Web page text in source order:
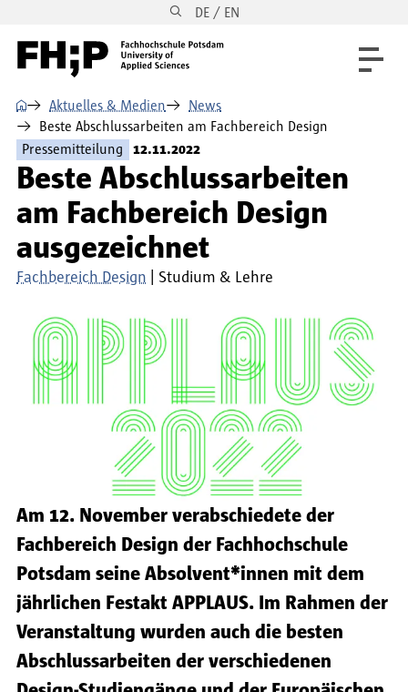
Direkt zur Hauptnavigation DE / EN
⌂ Aktuelles & Medien
News
Beste Abschlussarbeiten am Fachbereich Design
Pressemitteilung
12.11.2022
Beste Abschlussarbeiten
am Fachbereich Design
ausgezeichnet
Fachbereich Design Studium & Lehre
Am 12. November verabschiedete der
Fachbereich Design der Fachhochschule
Potsdam seine Absolvent*innen mit dem
jährlichen Festakt APPLAUS. Im Rahmen der
Veranstaltung wurden auch die besten
Abschlussarbeiten der verschiedenen